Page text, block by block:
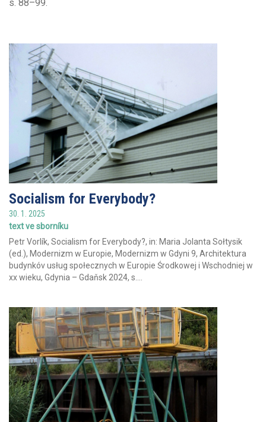
s. 88–99.
Socialism for Everybody?
30. 1. 2025
text ve sborníku
Petr Vorlík, Socialism for Everybody?, in: Maria Jolanta Sołtysik
(ed.), Modernizm w Europie, Modernizm w Gdyni 9, Architektura
budynkóv usług społecznych w Europie Środkowej i Wschodniej w
xx wieku, Gdynia – Gdaňsk 2024, s....